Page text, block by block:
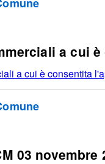
a cui
a cui è consentita
03